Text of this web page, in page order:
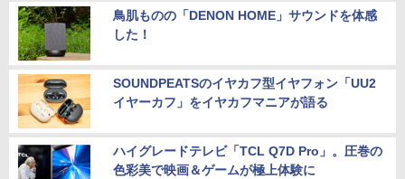
鳥肌ものの「DENON HOME」サウンドを体感
した！
SOUNDPEATSのイヤカフ型イヤフォン「UU2
イヤーカフ」をイヤカフマニアが語る
ハイグレードテレビ「TCL Q7D Pro」。圧巻の
色彩美で映画＆ゲームが極上体験に